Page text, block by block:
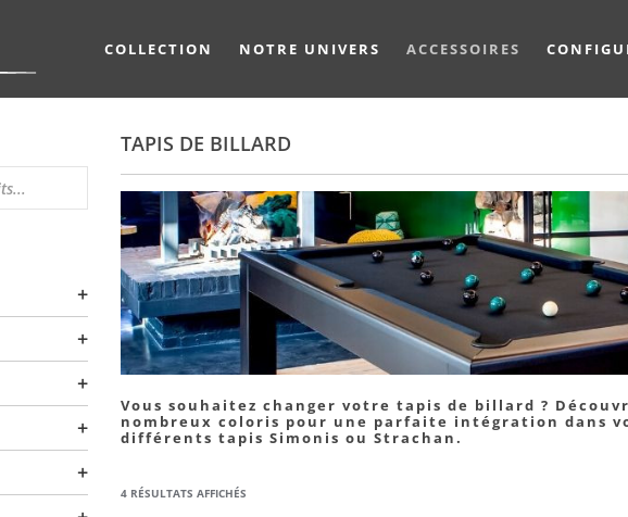
COLLECTION NOTRE UNIVERS ACCESSOIRES
+
+
+
+
+
TAPIS DE BILLARD
Vous souhaitez changer votre tapis de billard ?
nombreux coloris pour une parfaite intégration dans
différents tapis Simonis ou Strachan.
4 RÉSULTATS AFFICHÉSTRIÉ